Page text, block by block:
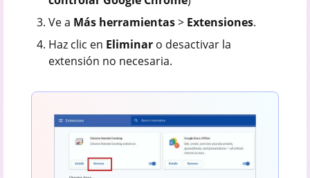
Ve a Más herramientas> Extensiones.
Haz clic en Eliminar o desactivar la
extensión no necesaria.